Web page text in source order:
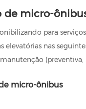
de micro-
para
nas
micro-ônibus